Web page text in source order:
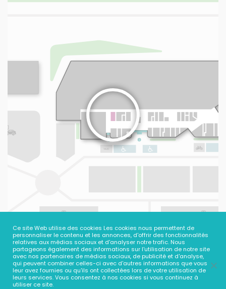
Ce site Web utilise des cookies Les cookies nous permettent de
personnaliser le contenu et les annonces, d'offrir des fonctionnalités
relatives aux médias sociaux et d'analyser notre trafic. Nous
partageons également des informations sur l'utilisation de notre site
avec nos partenaires de médias sociaux, de publicité et d'analyse,
qui peuvent combiner celles-ci avec d'autres informations que vous
leur avez fournies ou qu'ils ont collectées lors de votre utilisation de
leurs services. Vous consentez à nos cookies si vous continuez à
utiliser ce site.